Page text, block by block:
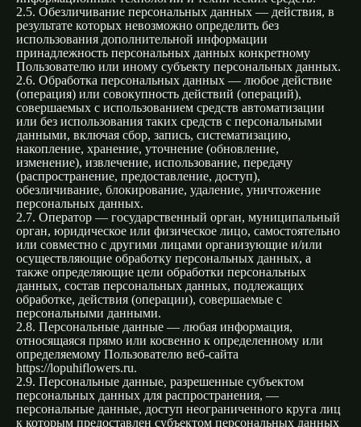
2.5. Обезличивание персональных данных — действия, в
результате которых невозможно определить без
использования дополнительной информации
принадлежность персональных данных конкретному
Пользователю или иному субъекту персональных данных.
2.6. Обработка персональных данных — любое действие
(операция) или совокупность действий (операций),
совершаемых с использованием средств автоматизации
или без использования таких средств с персональными
данными, включая сбор, запись, систематизацию,
накопление, хранение, уточнение (обновление,
изменение), извлечение, использование, передачу
(распространение, предоставление, доступ),
обезличивание, блокирование, удаление, уничтожение
персональных данных.
2.7. Оператор — государственный орган, муниципальный
орган, юридическое или физическое лицо, самостоятельно
или совместно с другими лицами организующие и/или
осуществляющие обработку персональных данных, а
также определяющие цели обработки персональных
данных, состав персональных данных, подлежащих
обработке, действия (операции), совершаемые с
персональными данными.
2.8. Персональные данные — любая информация,
относящаяся прямо или косвенно к определенному или
определяемому Пользователю веб-сайта
https://lopuhiflowers.ru.
2.9. Персональные данные, разрешенные субъектом
персональных данных для распространения, —
персональные данные, доступ неограниченного круга лиц
к которым предоставлен субъектом персональных данных